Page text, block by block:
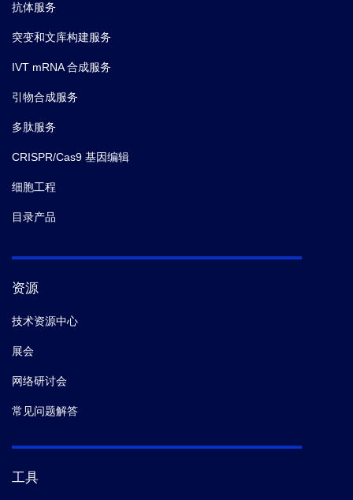
抗体服务
突变和文库构建服务
IVT mRNA 合成服务
引物合成服务
多肽服务
CRISPR/Cas9 基因编辑
细胞工程
目录产品
资源
技术资源中心
展会
网络研讨会
常见问题解答
工具